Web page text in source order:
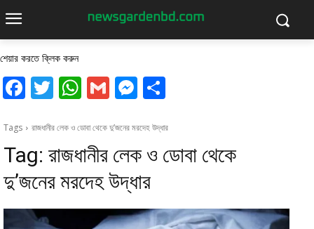
শেয়ার করতে ক্লিক করুন
Facebook
Twitter
WhatsApp
GmailMessenger
Tags রাজধানীর লেক ও ডোবা থেকে দু’জনের মরদেহ উদ্ধার
Tag: রাজধানীর লেক ও ডোবা থেকে
দু’জনের মরদেহ উদ্ধার